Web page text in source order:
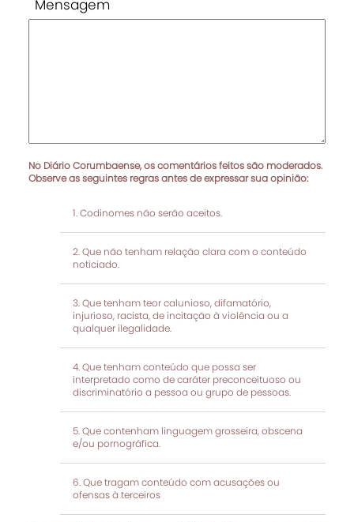
Mensagem
No Diário Corumbaense, os comentários feitos são moderados.
Observe as seguintes regras antes de expressar sua opinião:
Codinomes não serão aceitos.
Que não tenham relação clara com o conteúdo
noticiado.
Que tenham teor calunioso, difamatório,
injurioso, racista, de incitação à violência ou a
qualquer ilegalidade.
Que tenham conteúdo que possa ser
interpretado como de caráter preconceituoso ou
discriminatório a pessoa ou grupo de pessoas.
Que contenham linguagem grosseira, obscena
e/ou pornográfica.
Que tragam conteúdo com acusações ou
ofensas à terceiros